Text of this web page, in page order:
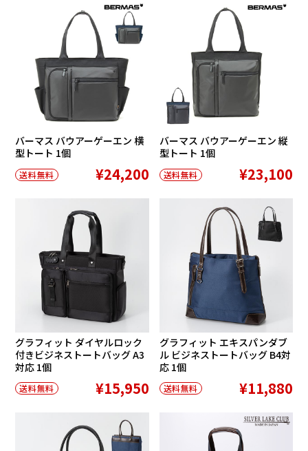
在庫切れ
バーマス バウアーゲーエン 横
型トート 1個
送料無料 ¥24,200
バーマス バウアーゲーエン 縦
型トート 1個
送料無料 ¥23,100
グラフィット ダイヤルロック
付きビジネストートバッグ A3
対応 1個
送料無料 ¥15,950
グラフィット エキスパンダブ
ル ビジネストートバッグ B4対
応 1個
送料無料 ¥11,880